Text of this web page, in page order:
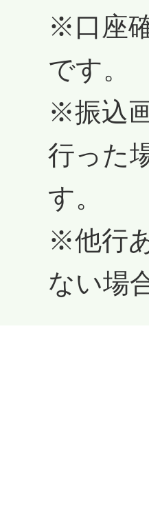
※口座
です。
※振込
行った
す。
※他行
ない場